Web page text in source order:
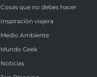
Cosas que no debes hacer
Inspiración viajera
Medio Ambiente
Mundo Geek
Noticias